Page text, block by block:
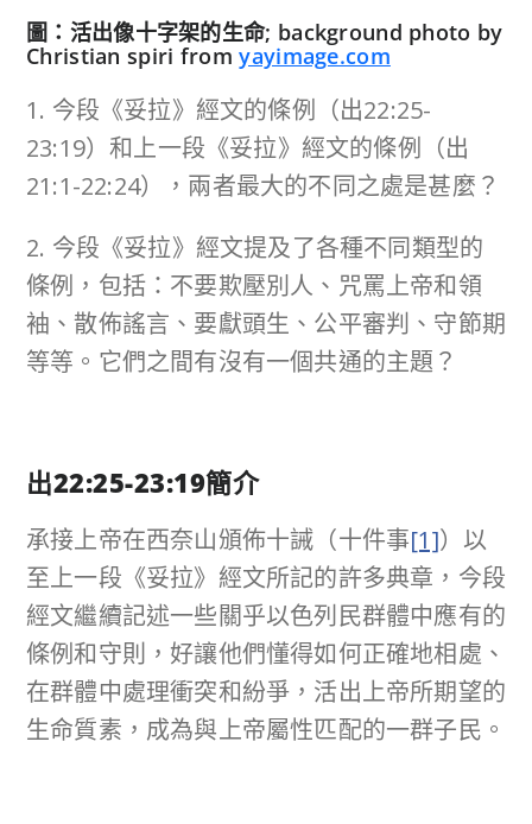
圖：活出像十字架的生命; background photo by
Christian spiri fromyayimage.com
1. 今段《妥拉》經文的條例（出22:25-
23:19）和上一段《妥拉》經文的條例（出
21:1-22:24），兩者最大的不同之處是甚麼？
2. 今段《妥拉》經文提及了各種不同類型的
條例，包括：不要欺壓別人、咒罵上帝和領
袖、散佈謠言、要獻頭生、公平審判、守節期
等等。它們之間有沒有一個共通的主題？
出22:25-23:19簡介
承接上帝在西奈山頒佈十誡（十件事[1]）以
至上一段《妥拉》經文所記的許多典章，今段
經文繼續記述一些關乎以色列民群體中應有的
條例和守則，好讓他們懂得如何正確地相處、
在群體中處理衝突和紛爭，活出上帝所期望的
生命質素，成為與上帝屬性匹配的一群子民。